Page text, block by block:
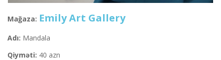
Mağaza: Emily Art Gallery
Adı: Mandala
Qiyməti: 40 azn